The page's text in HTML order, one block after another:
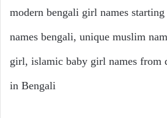
modern bengali girl names
names bengali, unique muslim
girl, islamic baby girl names from
in Bengali